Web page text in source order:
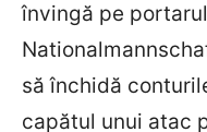
învingă pe
să închidă
capătul unui atac